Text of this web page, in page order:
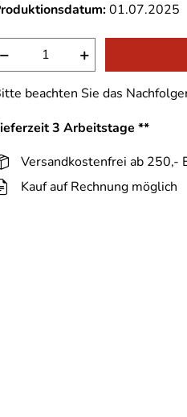
01.07.2025
− +
beachten Sie das
3 Arbeitstage **
Versandkostenfrei ab 250,-
Kauf auf Rechnung möglich